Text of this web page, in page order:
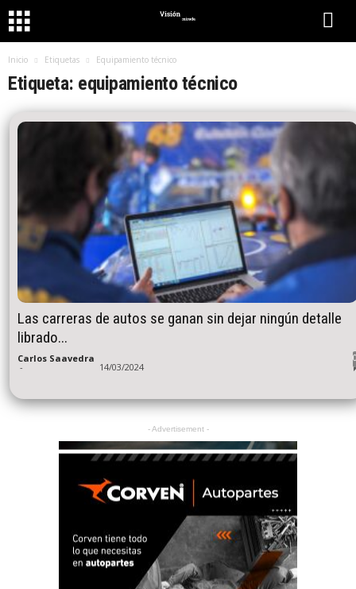
Inicio Etiquetas Equipamiento técnico
Etiqueta: equipamiento técnico
Las carreras de autos se ganan sin dejar ningún detalle
librado...
Carlos Saavedra
- 14/03/2024
- Advertisement -